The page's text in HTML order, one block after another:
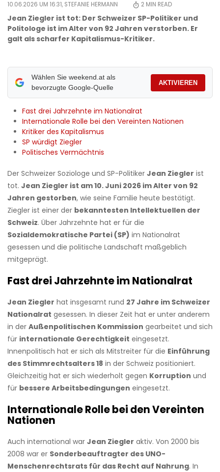
10.06.2026 UM 16:31, STEFANIE HERMANN 2 MIN READ
Jean Ziegler ist tot: Der Schweizer SP-Politiker und
Politologe ist im Alter von 92 Jahren verstorben. Er
galt als scharfer Kapitalismus-Kritiker.
Wählen Sie weekend.at als
bevorzugte Google-Quelle
AKTIVIEREN
Fast drei Jahrzehnte im Nationalrat
Internationale Rolle bei den Vereinten Nationen
Kritiker des Kapitalismus
SP würdigt Ziegler
Politisches Vermächtnis
Der Schweizer Soziologe und SP-Politiker Jean Ziegler ist
tot. Jean Ziegler ist am 10. Juni 2026 im Alter von 92
Jahren gestorben, wie seine Familie heute bestätigt.
Ziegler ist einer der bekanntesten Intellektuellen der
Schweiz. Über Jahrzehnte hat er für die
Sozialdemokratische Partei (SP) im Nationalrat
gesessen und die politische Landschaft maßgeblich
mitgeprägt.
Fast drei Jahrzehnte im Nationalrat
Jean Ziegler hat insgesamt rund 27 Jahre im Schweizer
Nationalrat gesessen. In dieser Zeit hat er unter anderem
in der Außenpolitischen Kommission gearbeitet und sich
für internationale Gerechtigkeit eingesetzt.
Innenpolitisch hat er sich als Mitstreiter für die Einführung
des Stimmrechtsalters 18 in der Schweiz positioniert.
Gleichzeitig hat er sich wiederholt gegen Korruption und
für bessere Arbeitsbedingungen eingesetzt.
Internationale Rolle bei den Vereinten
Nationen
Auch international war Jean Ziegler aktiv. Von 2000 bis
2008 war er Sonderbeauftragter des UNO-
Menschenrechtsrats für das Recht auf Nahrung. In